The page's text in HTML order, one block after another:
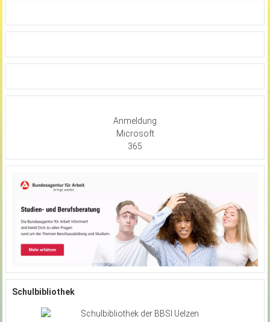
Anmeldung
Microsoft
365
Schulbibliothek